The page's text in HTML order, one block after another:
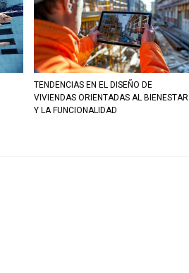
TENDENCIAS EN EL DISEÑO DE
VIVIENDAS ORIENTADAS AL BIENESTAR
Y LA FUNCIONALIDAD